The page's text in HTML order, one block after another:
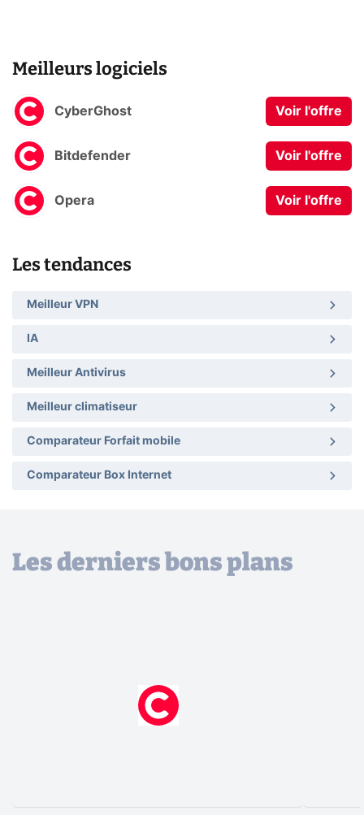
Meilleurs logiciels
CyberGhost Voir l'offre
Bitdefender Voir l'offre
Opera Voir l'offre
Les tendances
Meilleur VPN
IA
Meilleur Antivirus
Meilleur climatiseur
Comparateur Forfait mobile
Comparateur Box Internet
Les derniers bons plans